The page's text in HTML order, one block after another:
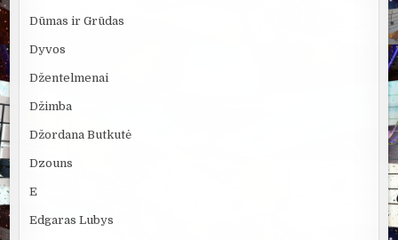
Dūmas ir Grūdas
Dyvos
Džentelmenai
Džimba
Džordana Butkutė
Dzouns
E
Edgaras Lubys